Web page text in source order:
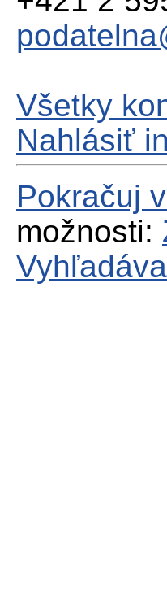
Všetky
Nahlásiť
Pokračuj
možnosti: